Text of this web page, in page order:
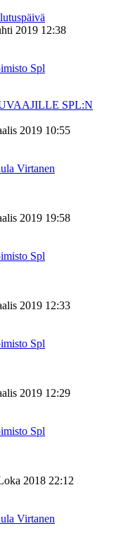
2019 12:38
Spl
SPL:N
2019 10:55
Virtanen
2019 19:58
Spl
2019 12:33
Spl
2019 12:29
Spl
2018 22:12
Virtanen